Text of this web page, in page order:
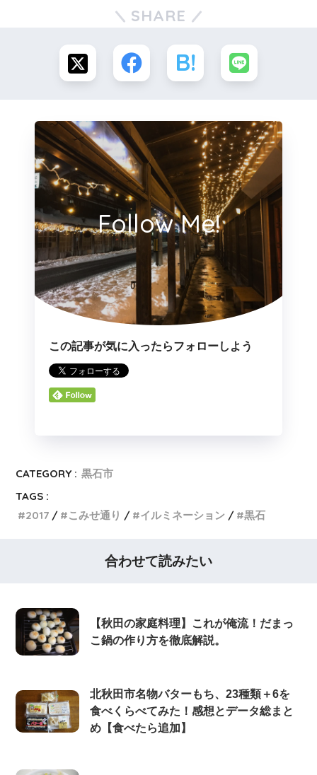
SHARE
Follow Me!
この記事が気に入ったらフォローしよう
CATEGORY : 黒石市
TAGS :
2017
こみせ通り イルミネーション 黒石
合わせて読みたい
【秋田の家庭料理】これが俺流！だまっ
こ鍋の作り方を徹底解説。
北秋田市名物バターもち、23種類＋6を
食べくらべてみた！感想とデータ総まと
め【食べたら追加】